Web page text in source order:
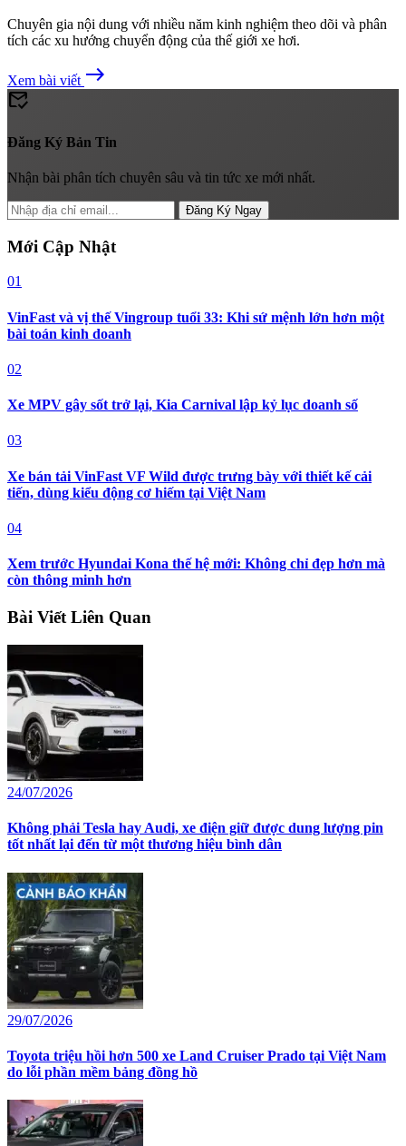
Chuyên gia nội dung với nhiều năm kinh nghiệm theo dõi và phân
tích các xu hướng chuyển động của thế giới xe hơi.
Xem bài viết east
mark_email_read
Đăng Ký Bản Tin
Nhận bài phân tích chuyên sâu và tin tức xe mới nhất.
Đăng Ký Ngay
Mới Cập Nhật
01
VinFast và vị thế Vingroup tuổi 33: Khi sứ mệnh lớn hơn một
bài toán kinh doanh
02
Xe MPV gây sốt trở lại, Kia Carnival lập kỷ lục doanh số
03
Xe bán tải VinFast VF Wild được trưng bày với thiết kế cải
tiến, dùng kiểu động cơ hiếm tại Việt Nam
04
Xem trước Hyundai Kona thế hệ mới: Không chỉ đẹp hơn mà
còn thông minh hơn
Bài Viết Liên Quan
24/07/2026
Không phải Tesla hay Audi, xe điện giữ được dung lượng pin
tốt nhất lại đến từ một thương hiệu bình dân
29/07/2026
Toyota triệu hồi hơn 500 xe Land Cruiser Prado tại Việt Nam
do lỗi phần mềm bảng đồng hồ